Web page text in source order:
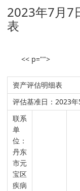
2023年7月7
表
<< p="">
资产评估明细表
评估基准日：2023年
联系
单
位：
丹东
市元
宝区
疾病